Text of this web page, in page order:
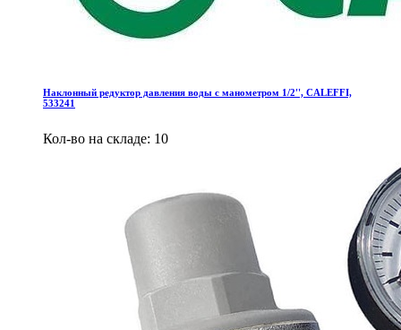
Наклонный редуктор давления воды c манометром 1/2'', CALEFFI,
533241
Кол-во на складе: 10